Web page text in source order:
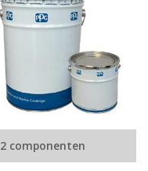
2 componenten